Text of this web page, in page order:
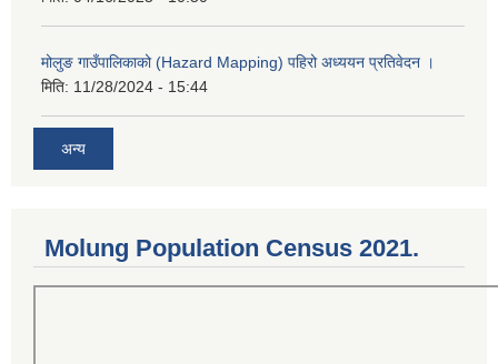
मोलुङ गाउँपालिकाको (Hazard Mapping) पहिरो अध्ययन प्रतिवेदन ।
मिति: 11/28/2024 - 15:44
अन्य
Molung Population Census 2021.